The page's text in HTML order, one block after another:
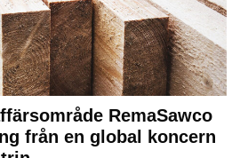
RemaSawco
från en global koncern